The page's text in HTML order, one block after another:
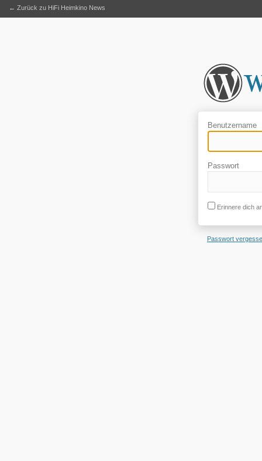
Benutzername
Passwort
Erinnere dich
Passwort
← Zurück zu HiFi Heimkino News